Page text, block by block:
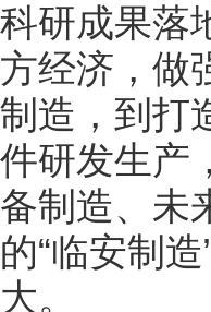
科研成果落
方经济，做
制造，到打
件研发生产
备制造、未
的“临安制
大。